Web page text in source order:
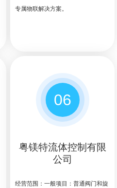
专属物联解决方案。
06
粤镁特流体控制有限
公司
经营范围：一般项目：普通阀门和旋